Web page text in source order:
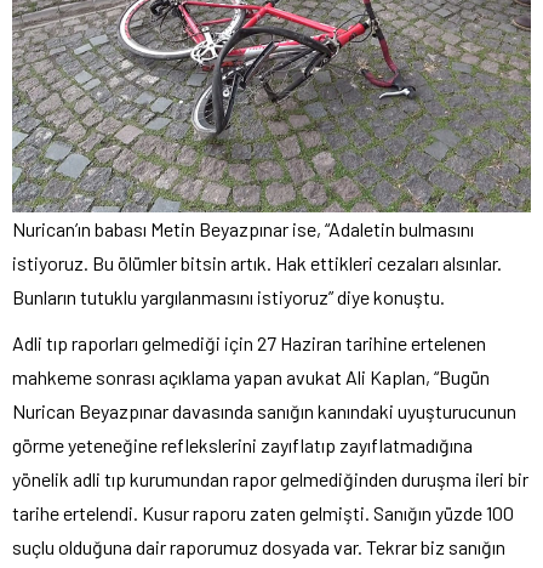
Nurican’ın babası Metin Beyazpınar ise, “Adaletin bulmasını
istiyoruz. Bu ölümler bitsin artık. Hak ettikleri cezaları alsınlar.
Bunların tutuklu yargılanmasını istiyoruz” diye konuştu.
Adli tıp raporları gelmediği için 27 Haziran tarihine ertelenen
mahkeme sonrası açıklama yapan avukat Ali Kaplan, “Bugün
Nurican Beyazpınar davasında sanığın kanındaki uyuşturucunun
görme yeteneğine reflekslerini zayıflatıp zayıflatmadığına
yönelik adli tıp kurumundan rapor gelmediğinden duruşma ileri bir
tarihe ertelendi. Kusur raporu zaten gelmişti. Sanığın yüzde 100
suçlu olduğuna dair raporumuz dosyada var. Tekrar biz sanığın